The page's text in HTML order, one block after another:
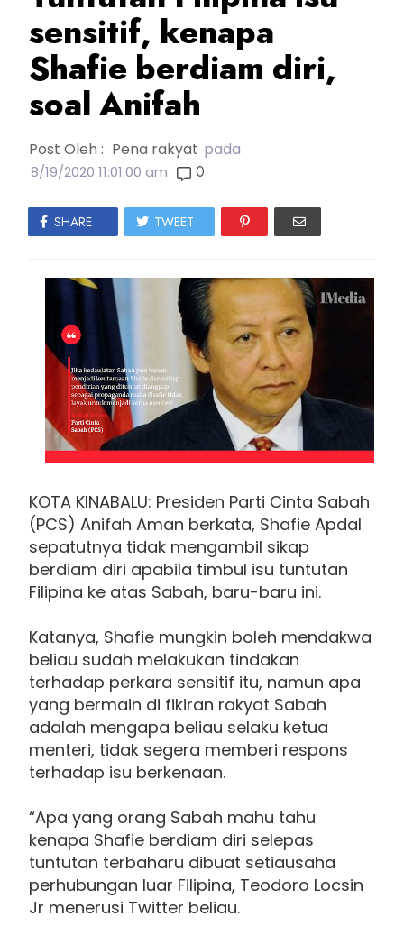
sensitif, kenapa
Shafie berdiam diri,
soal Anifah
Post Oleh : Pena rakyat pada
8/19/2020 11:01:00 am 0
SHARE TWEET
KOTA KINABALU: Presiden Parti Cinta Sabah
(PCS) Anifah Aman berkata, Shafie Apdal
sepatutnya tidak mengambil sikap
berdiam diri apabila timbul isu tuntutan
Filipina ke atas Sabah, baru-baru ini.
Katanya, Shafie mungkin boleh mendakwa
beliau sudah melakukan tindakan
terhadap perkara sensitif itu, namun apa
yang bermain di fikiran rakyat Sabah
adalah mengapa beliau selaku ketua
menteri, tidak segera memberi respons
terhadap isu berkenaan.
“Apa yang orang Sabah mahu tahu
kenapa Shafie berdiam diri selepas
tuntutan terbaharu dibuat setiausaha
perhubungan luar Filipina, Teodoro Locsin
Jr menerusi Twitter beliau.